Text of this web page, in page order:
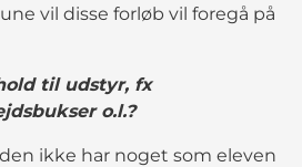
vil disse forløb vil foregå på
til udstyr, fx
o.l.?
ikke har noget som eleven